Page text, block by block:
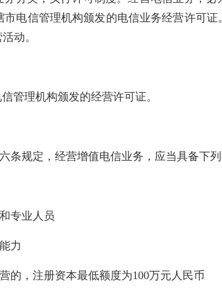
电信管理机构颁发的电信业务经营许可
动。
管理机构颁发的经营许可证。
条规定，经营增值电信业务，应当具备下
专业人员
力
的，注册资本最低额度为100万元人民币